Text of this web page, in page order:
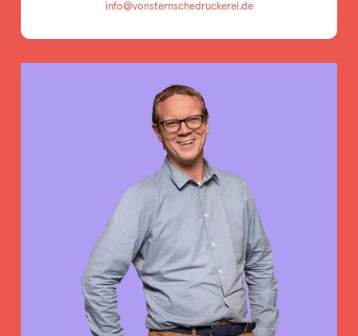
info@vonsternschedruckerei.de